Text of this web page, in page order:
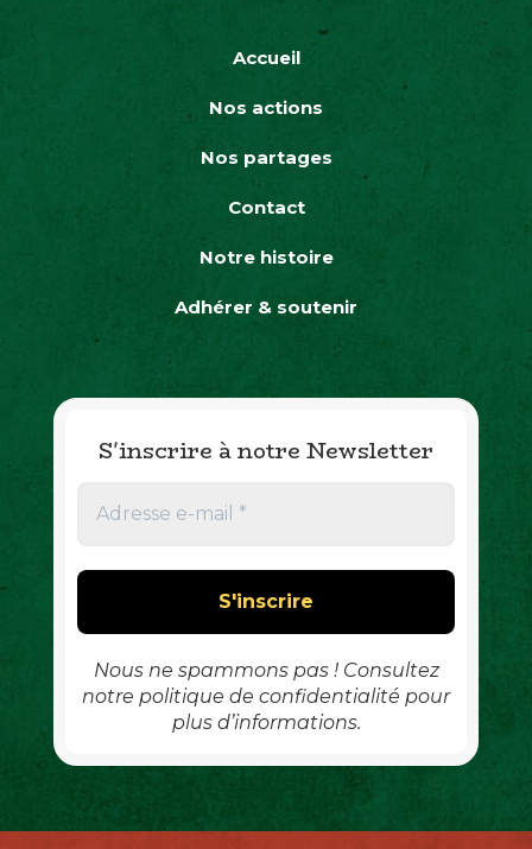
Accueil
Nos actions
Nos partages
Contact
Notre histoire
Adhérer & soutenir
S'inscrire à notre Newsletter
e
i
Nous ne spammons pas ! Consultez
notre politique de confidentialité pour
plus d’informations.